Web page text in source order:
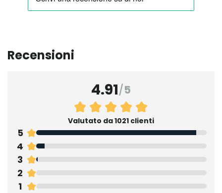
Recensioni
4.91/5
Valutato da 1021 clienti
5
4
3
2
1